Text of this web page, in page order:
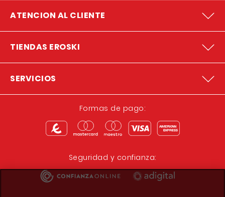
ATENCION AL CLIENTE
TIENDAS EROSKI
SERVICIOS
Formas de pago:
Seguridad y confianza: